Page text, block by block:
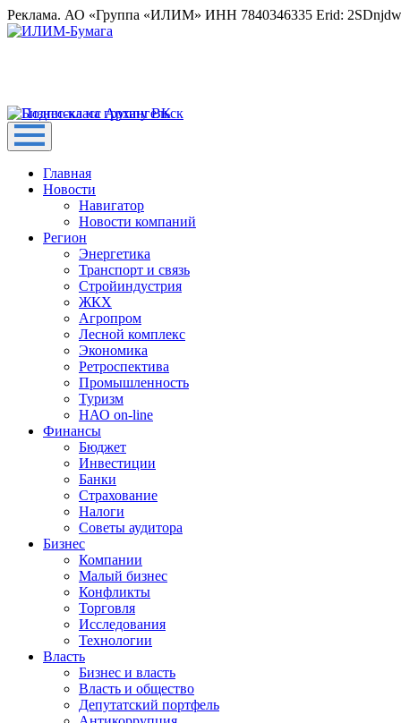
Реклама. АО «Группа «ИЛИМ» ИНН 7840346335 Erid:
Главная
Новости
Навигатор
Новости компаний
Регион
Энергетика
Транспорт и связь
Стройиндустрия
ЖКХ
Агропром
Лесной комплекс
Экономика
Ретроспектива
Промышленность
Туризм
НАО on-line
Финансы
Бюджет
Инвестиции
Банки
Страхование
Налоги
Советы аудитора
Бизнес
Компании
Малый бизнес
Конфликты
Торговля
Исследования
Технологии
Власть
Бизнес и власть
Власть и общество
Депутатский портфель